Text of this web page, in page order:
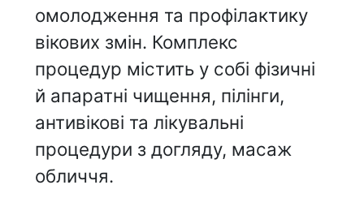
омолодження та профілактику
вікових змін. Комплекс
процедур містить у собі фізичні
й апаратні чищення, пілінги,
антивікові та лікувальні
процедури з догляду, масаж
обличчя.